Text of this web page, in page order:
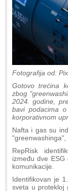
Fotografija od:
Gotovo trećina
zbog
2024. godine,
bavi podacima
korporativnom
Nafta i gas su
"greenwashinga",
RepRisk
između dve
komunikacije.
Identifikovan je
sveta u protekloj